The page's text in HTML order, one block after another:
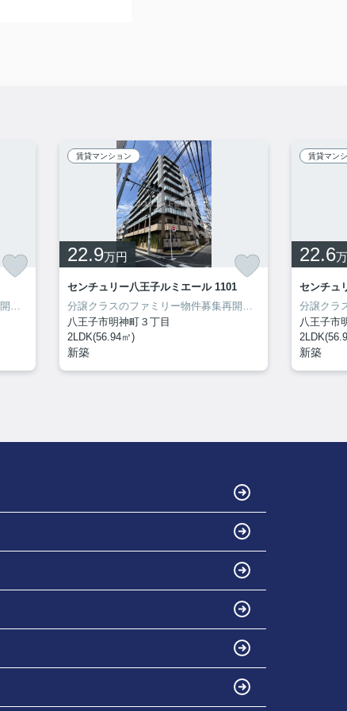
分譲クラスのファミリー物件募集再開致しました！内見出来ます！
賃貸マンション
22.9万円
センチュリー八王子ルミエール 1101
分譲クラスのファミリー物件募集再開致しました！内見出来ます！
八王子市明神町３丁目
2LDK(56.94㎡)
新築
賃貸マン
22.6
センチュ
八王子市
新築